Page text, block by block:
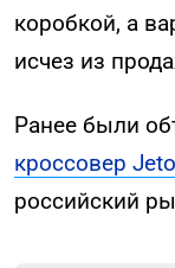
коробкой, а
исчез из
Ранее были
кроссовер
российский